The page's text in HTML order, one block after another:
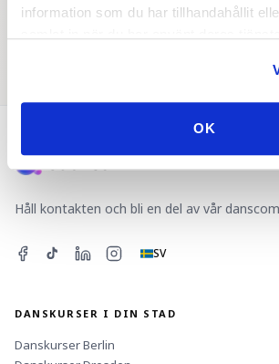
information som du har tillhandahållit
OK
Håll kontakten och bli en del av vår
SV
DANSKURSER I DIN STAD
DanskurserBerlin